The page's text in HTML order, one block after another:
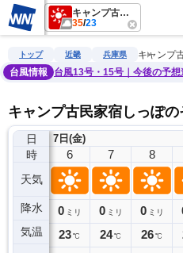
キャンプ古民家宿しっぽのそよ風
35/23
雨雲レーダー 台風情報 地震情
トップ 近畿 兵庫県
キャンプ
台風情報
台風13号・15号｜今後の予想
キャンプ古民家宿しっぽ
日
時
天気
降水
気温
7日(金)
5
0ミリ
23℃
6
0 ミリ
23℃
7
0 ミリ
24℃
8
0 ミリ
26℃